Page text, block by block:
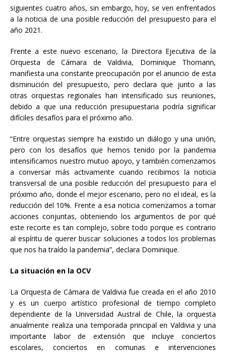
siguientes cuatro años, sin embargo, hoy, se ven enfrentados
a la noticia de una posible reducción del presupuesto para el
año 2021.
Frente a este nuevo escenario, la Directora Ejecutiva de la
Orquesta de Cámara de Valdivia, Dominique Thomann,
manifiesta una constante preocupación por el anuncio de esta
disminución del presupuesto, pero declara que junto a las
otras orquestas regionales han intensificado sus reuniones,
debido a que una reducción presupuestaria podría significar
difíciles desafíos para el próximo año.
“Entre orquestas siempre ha existido un diálogo y una unión,
pero con los desafíos que hemos tenido por la pandemia
intensificamos nuestro mutuo apoyo, y también comenzamos
a conversar más activamente cuando recibimos la noticia
transversal de una posible reducción del presupuesto para el
próximo año, donde el mejor escenario, pero no el ideal, es la
reducción del 10%. Frente a esa noticia comenzamos a tomar
acciones conjuntas, obteniendo los argumentos de por qué
este recorte es tan complejo, sobre todo porque es contrario
al espíritu de querer buscar soluciones a todos los problemas
que nos ha traído la pandemia”, declara Dominique.
La situación en la OCV
La Orquesta de Cámara de Valdivia fue creada en el año 2010
y es un cuerpo artístico profesional de tiempo completo
dependiente de la Universidad Austral de Chile, la orquesta
anualmente realiza una temporada principal en Valdivia y una
importante labor de extensión que incluye conciertos
escolares, conciertos en comunas e intervenciones